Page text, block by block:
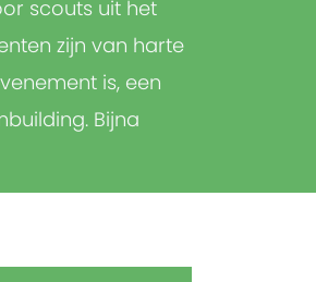
scouts uit het
zijn van harte
is, een
Bijna